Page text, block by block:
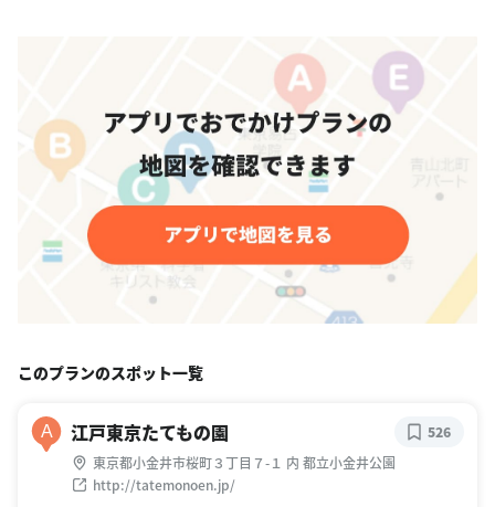
このプランのスポット一覧
A 江戸東京たてもの園
東京都小金井市桜町３丁目７-１ 内 都立小金井公園
http://tatemonoen.jp/
526